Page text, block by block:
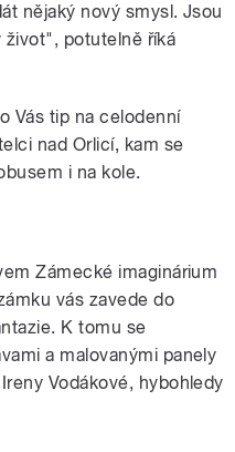
nějaký nový smysl. Jsou
potutelně říká
Vás tip na celodenní
nad Orlicí, kam se
i na kole.
Zámecké imaginárium
vás zavede do
K tomu se
a malovanými panely
Vodákové, hybohledy